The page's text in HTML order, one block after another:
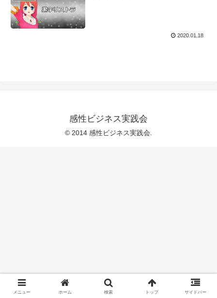
2020.01.18
感性ビジネス実践会
© 2014 感性ビジネス実践会.
メニュー ホーム 検索 トップ サイドバー